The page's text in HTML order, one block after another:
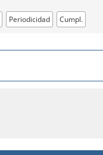
Periodicidad Cumpl.